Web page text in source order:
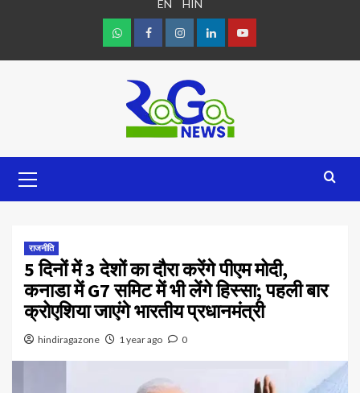
EN
HIN
राजनीति
5 दिनों में 3 देशों का दौरा करेंगे पीएम मोदी,
कनाडा में G7 समिट में भी लेंगे हिस्सा; पहली बार
क्रोएशिया जाएंगे भारतीय प्रधानमंत्री
hindiragazone 1 year ago 0